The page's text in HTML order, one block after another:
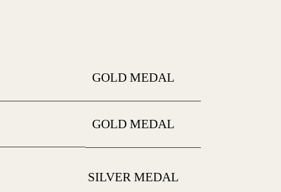
GOLD MEDAL
GOLD MEDAL
SILVER MEDAL